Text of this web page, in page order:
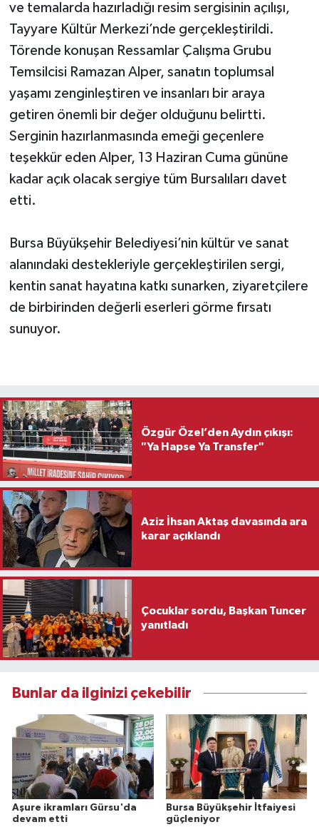
ve temalarda hazırladığı resim sergisinin açılışı,
Tayyare Kültür Merkezi’nde gerçekleştirildi.
Törende konuşan Ressamlar Çalışma Grubu
Temsilcisi Ramazan Alper, sanatın toplumsal
yaşamı zenginleştiren ve insanları bir araya
getiren önemli bir değer olduğunu belirtti.
Serginin hazırlanmasında emeği geçenlere
teşekkür eden Alper, 13 Haziran Cuma gününe
kadar açık olacak sergiye tüm Bursalıları davet
etti.
Bursa Büyükşehir Belediyesi’nin kültür ve sanat
alanındaki destekleriyle gerçekleştirilen sergi,
kentin sanat hayatına katkı sunarken, ziyaretçilere
de birbirinden değerli eserleri görme fırsatı
sunuyor.
Özgür Özel’den Aydın çıkışı:
"Ya Hapse Ya Transfer"
Aziz İhsan Aktaş davasında ara
karar açıklandı
Çocuklar sordu, Başkan Tuncer
yanıtladı
Bunlar da ilginizi çekebilir
Aşure ikramları Gürsu'da
devam etti
Bursa Büyükşehir İtfaiyesi
güçleniyor